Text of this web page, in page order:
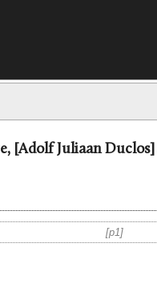
[Adolf Juliaan
p1